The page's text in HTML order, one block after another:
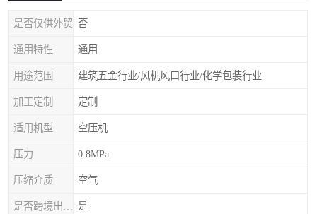
是否仅供外贸 否
通用特性 通用
用途范围 建筑五金行业/风机风口行业/化学包装行业
加工定制 定制
适用机型 空压机
压力 0.8MPa
压缩介质 空气
是